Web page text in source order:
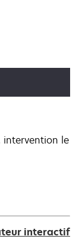
intervention le
interactif